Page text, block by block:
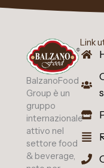
BalzanoFood
Group è un
gruppo
internazionale
attivo nel
settore food
& beverage,
Link